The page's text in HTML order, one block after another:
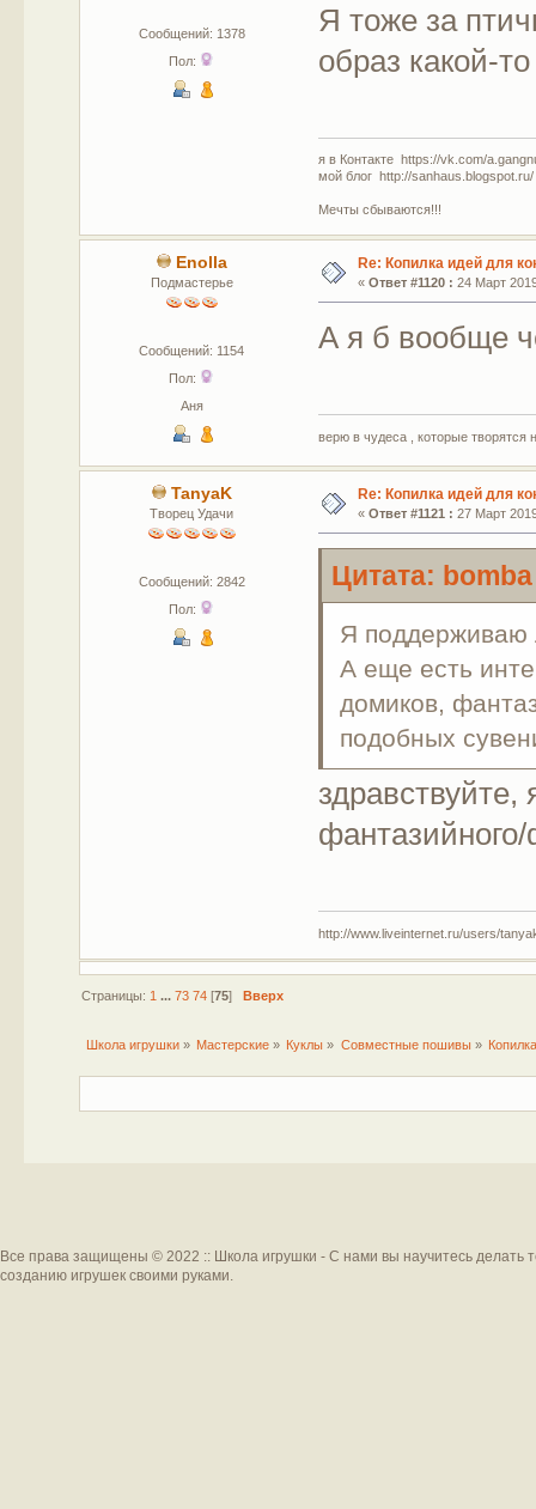
Сообщений: 1378
Пол:
Я тоже за
образ какой-
я в Контакте https://vk.com/
мой блог http://sanhaus.blogspot.ru/
Мечты сбываются!!!
Enolla
Подмастерье
Сообщений: 1154
Пол:
Аня
Re: Копилка идей для
« Ответ #1120 : 24 Март
А я б вообще
верю в чудеса , которые творятся
TanyaK
Творец Удачи
Сообщений: 2842
Пол:
Re: Копилка идей для
« Ответ #1121 : 27 Март
Цитата:
Я
А еще есть
домиков,
подобных
http://www.liveinternet.ru/users/
Страницы: 1 ... 73 74[75] Вверх
Школа игрушки» Мастерские » Куклы » Совместные пошивы»
Все права защищены © 2022 :: Школа игрушки - С нами вы научитесь делать
созданию игрушек своими руками.